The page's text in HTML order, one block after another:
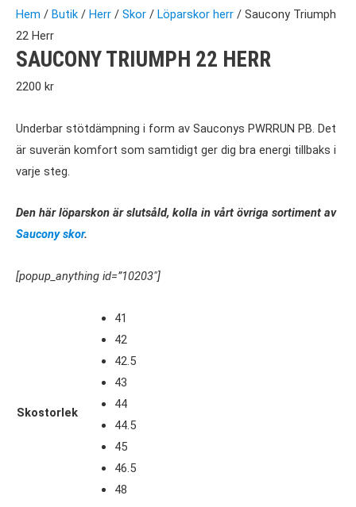
Hem / Butik / Herr / Skor / Löparskor herr / Saucony Triumph
22 Herr
SAUCONY TRIUMPH 22 HERR
2200 kr
Underbar stötdämpning i form av Sauconys PWRRUN PB. Det
är suverän komfort som samtidigt ger dig bra energi tillbaks i
varje steg.
Den här löparskon är slutsåld, kolla in vårt övriga sortiment av
Saucony skor.
[popup_anything id=”10203″]
Skostorlek
41
42
42.5
43
44
44.5
45
46.5
48